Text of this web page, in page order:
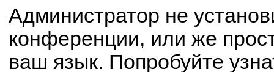
Администратор не
конференции, или же
ваш язык. Попробуйте